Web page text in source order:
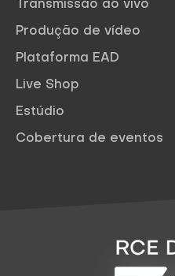
Transmissão ao vivo
Produção de vídeo
Plataforma EAD
Live Shop
Estúdio
Cobertura de eventos